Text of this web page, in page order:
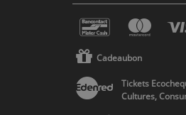
Cadeaubon
Tickets
Cultures,